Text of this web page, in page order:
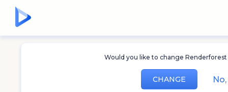
Would you like to change
CHANGE
Generator